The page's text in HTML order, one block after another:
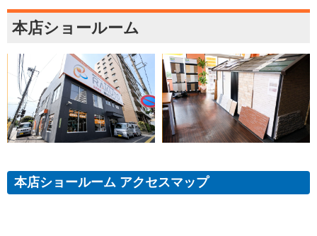
本店ショールーム
本店ショールーム アクセスマップ